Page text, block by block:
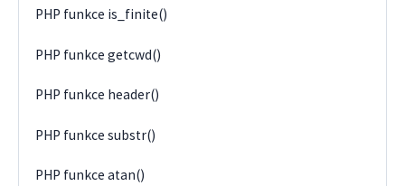
PHP funkce is_finite()
PHP funkce getcwd()
PHP funkce header()
PHP funkce substr()
PHP funkce atan()